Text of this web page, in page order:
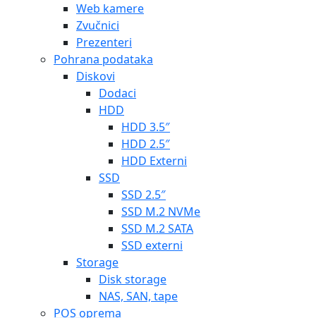
Web kamere
Zvučnici
Prezenteri
Pohrana podataka
Diskovi
Dodaci
HDD
HDD 3.5″
HDD 2.5″
HDD Externi
SSD
SSD 2.5″
SSD M.2 NVMe
SSD M.2 SATA
SSD externi
Storage
Disk storage
NAS, SAN, tape
POS oprema